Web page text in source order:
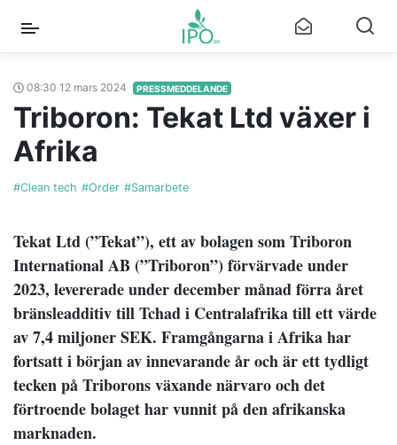
08:30 12 mars 2024 PRESSMEDDELANDE
Triboron: Tekat Ltd växer i
Afrika
#Clean tech #Order #Samarbete
Tekat Ltd (”Tekat”), ett av bolagen som Triboron
International AB (”Triboron”) förvärvade under
2023, levererade under december månad förra året
bränsleadditiv till Tchad i Centralafrika till ett värde
av 7,4 miljoner SEK. Framgångarna i Afrika har
fortsatt i början av innevarande år och är ett tydligt
tecken på Triborons växande närvaro och det
förtroende bolaget har vunnit på den afrikanska
marknaden.